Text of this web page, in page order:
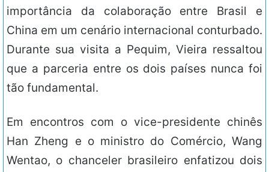
importância da colaboração entre Brasil e
China em um cenário internacional conturbado.
Durante sua visita a Pequim, Vieira ressaltou
que a parceria entre os dois países nunca foi
tão fundamental.
Em encontros com o vice-presidente chinês
Han Zheng e o ministro do Comércio, Wang
Wentao, o chanceler brasileiro enfatizou dois